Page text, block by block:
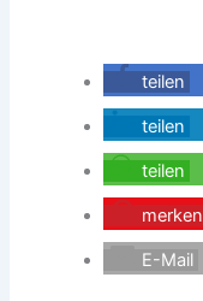
teilen
teilen
teilen
merken
E-Mail